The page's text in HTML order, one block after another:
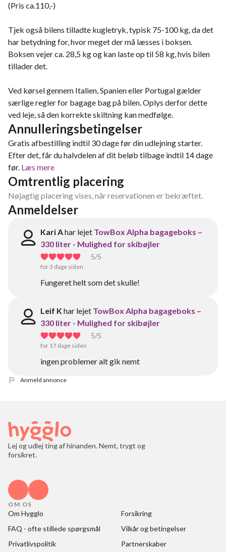
(Pris ca.110,-)
Tjek også bilens tilladte kugletryk, typisk 75-100 kg, da det
har betydning for, hvor meget der må læsses i boksen.
Boksen vejer ca. 28,5 kg og kan laste op til 58 kg, hvis bilen
tillader det.
Ved kørsel gennem Italien, Spanien eller Portugal gælder
særlige regler for bagage bag på bilen. Oplys derfor dette
ved leje, så den korrekte skiltning kan medfølge.
Annulleringsbetingelser
Gratis afbestilling indtil 30 dage før din udlejning starter.
Efter det, får du halvdelen af dit beløb tilbage indtil 14 dage
før. Læs mere
Omtrentlig placering
Nøjagtig placering vises, når reservationen er bekræftet.
Anmeldelser
Kari Ahar lejet TowBox Alpha bagageboks –
330 liter - Mulighed for skibøjler
5/5
for 3 dage siden
Fungeret helt som det skulle!
Leif K har lejet TowBox Alpha bagageboks –
330 liter - Mulighed for skibøjler
5/5
for 17 dage siden
ingen problemer alt gik nemt
Anmeld annonce
Lej og udlej ting af hinanden. Nemt, trygt og
forsikret.
OM OS
Om Hygglo
Forsikring
FAQ - ofte stillede spørgsmål
Vilkår og betingelser
Privatlivspolitik
Partnerskaber